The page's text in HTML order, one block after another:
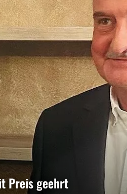
Preis geehrt